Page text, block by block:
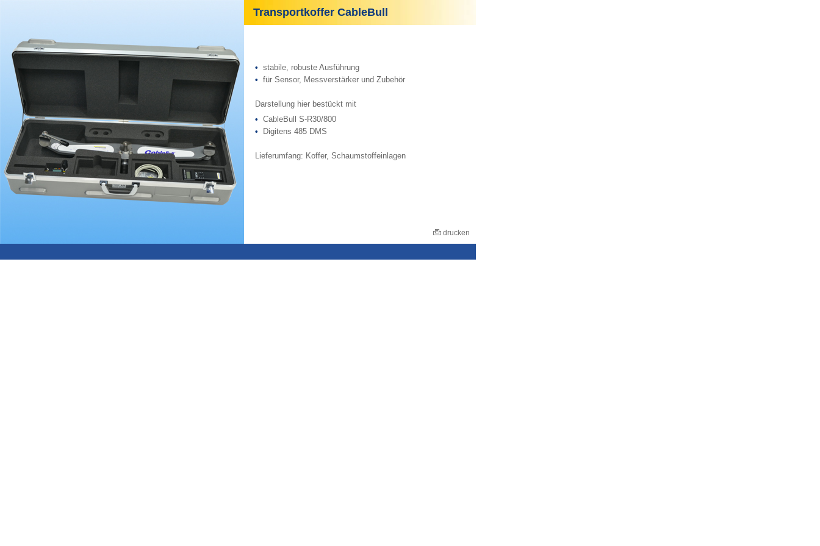
drucken
Transportkoffer CableBull
• stabile, robuste Ausführung
• für Sensor, Messverstärker und Zubehör
Darstellung hier bestückt mit
• CableBull S-R30/800
• Digitens 485 DMS
Lieferumfang: Koffer, Schaumstoffeinlagen